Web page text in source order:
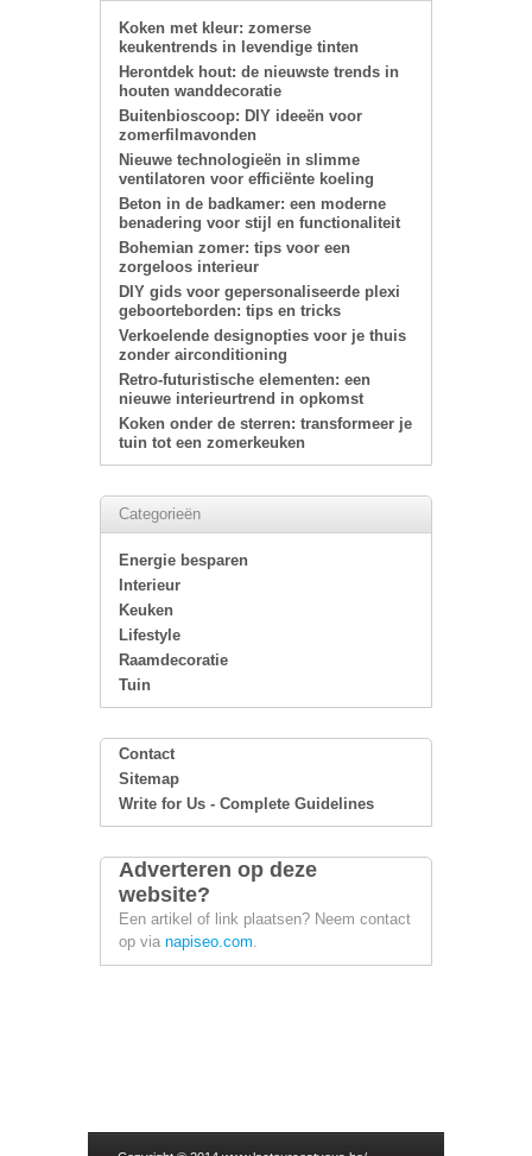
Koken met kleur: zomerse
keukentrends in levendige tinten
Herontdek hout: de nieuwste trends in
houten wanddecoratie
Buitenbioscoop: DIY ideeën voor
zomerfilmavonden
Nieuwe technologieën in slimme
ventilatoren voor efficiënte koeling
Beton in de badkamer: een moderne
benadering voor stijl en functionaliteit
Bohemian zomer: tips voor een
zorgeloos interieur
DIY gids voor gepersonaliseerde plexi
geboorteborden: tips en tricks
Verkoelende designopties voor je thuis
zonder airconditioning
Retro-futuristische elementen: een
nieuwe interieurtrend in opkomst
Koken onder de sterren: transformeer je
tuin tot een zomerkeuken
Categorieën
Energie besparen
Interieur
Keuken
Lifestyle
Raamdecoratie
Tuin
Contact
Sitemap
Write for Us - Complete Guidelines
Adverteren op deze
website?
Een artikel of link plaatsen? Neem contact
op via napiseo.com